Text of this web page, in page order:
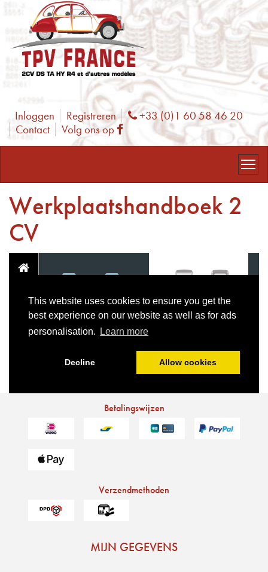
Inloggen Registreren Phone
+33 (0)1 60 58 46 20
Contact
Volg ons op Facebook
Werkplaatshandboek 2
CV
Betalingswijzen
Verzendmethoden
MIJN GEGEVENS